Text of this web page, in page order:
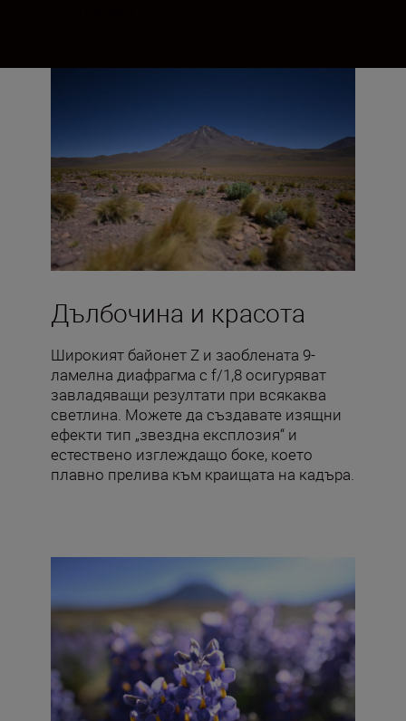
Дълбочина и красота
Широкият байонет Z и заоблената 9-
ламелна диафрагма с f/1,8 осигуряват
завладяващи резултати при всякаква
светлина. Можете да създавате изящни
ефекти тип „звездна експлозия“ и
естествено изглеждащо боке, което
плавно прелива към краищата на кадъра.